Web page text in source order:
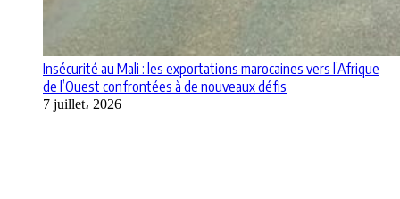
Insécurité au Mali : les exportations marocaines vers l’Afrique
de l’Ouest confrontées à de nouveaux défis
7 juillet، 2026